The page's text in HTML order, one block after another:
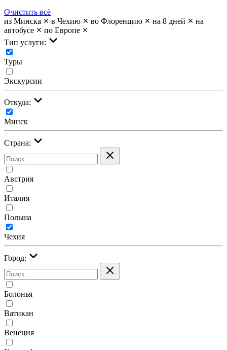
Очистить всё
из Минска
в Чехию во Флоренцию на 8 дней
на
автобусе
по Европе
Тип услуги:
Туры
Экскурсии
Откуда:
Минск
Страна:
Австрия
Италия
Польша
Чехия
Город:
Болонья
Ватикан
Венеция